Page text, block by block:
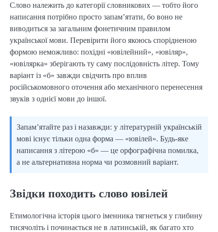
Слово належить до категорії словникових — тобто його
написання потрібно просто запам’ятати, бо воно не
виводиться за загальним фонетичним правилом
української мови. Перевірити його якоюсь спорідненою
формою неможливо: похідні «ювілейний», «ювіляр»,
«ювілярка» зберігають ту саму послідовність літер. Тому
варіант із «б» завжди свідчить про вплив
російськомовного оточення або механічного перенесення
звуків з однієї мови до іншої.
Запам’ятайте раз і назавжди: у літературній українській
мові існує тільки одна форма — «ювілей». Будь-яке
написання з літерою «б» — це орфографічна помилка,
а не альтернативна норма чи розмовний варіант.
Звідки походить слово ювілей
Етимологічна історія цього іменника тягнеться у глибину
тисячоліть і починається не в латинській, як багато хто